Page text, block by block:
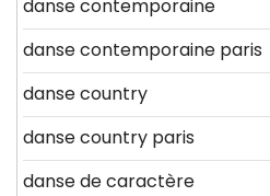
danse contemporaine
danse contemporaine paris
danse country
danse country paris
danse de caractère